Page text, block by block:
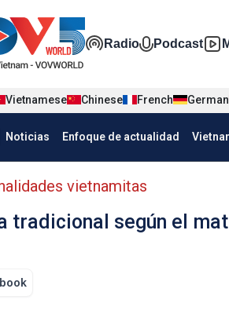
Đa phương
Radio Podcast
Vietnamese Chinese French German
tiếng Tây Ban
Noticias Enfoque de actualidad
Tây ban nha
vietnamitas
tradicional según el